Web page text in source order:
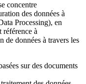
concentre
des données à
Processing), en
référence à
de données à travers les
sur des documents